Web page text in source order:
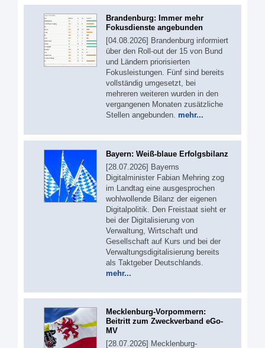
Brandenburg: Immer mehr
Fokusdienste angebunden
[04.08.2026] Brandenburg informiert
über den Roll-out der 15 von Bund
und Ländern priorisierten
Fokusleistungen. Fünf sind bereits
vollständig umgesetzt, bei
mehreren weiteren wurden in den
vergangenen Monaten zusätzliche
Stellen angebunden. mehr...
Bayern: Weiß-blaue Erfolgsbilanz
[28.07.2026] Bayerns
Digitalminister Fabian Mehring zog
im Landtag eine ausgesprochen
wohlwollende Bilanz der eigenen
Digitalpolitik. Den Freistaat sieht er
bei der Digitalisierung von
Verwaltung, Wirtschaft und
Gesellschaft auf Kurs und bei der
Verwaltungsdigitalisierung bereits
als Taktgeber Deutschlands.
mehr...
Mecklenburg-Vorpommern:
Beitritt zum Zweckverband eGo-
MV
[28.07.2026] Mecklenburg-